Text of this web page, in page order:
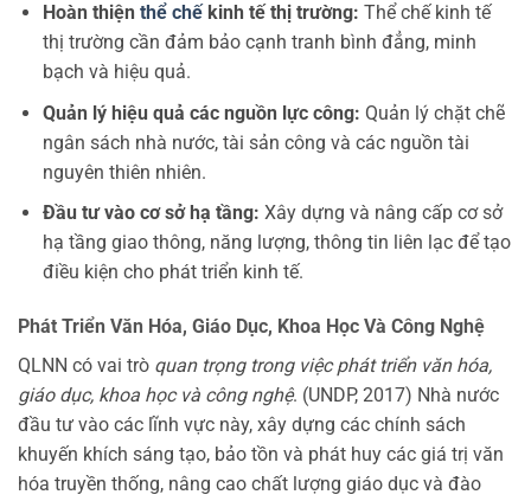
Hoàn thiện thể chếkinh tế thị trường: Thể chế kinh tế
thị trường cần đảm bảo cạnh tranh bình đẳng, minh
bạch và hiệu quả.
Quản lý hiệu quả các nguồn lực công: Quản lý chặt chẽ
ngân sách nhà nước, tài sản công và các nguồn tài
nguyên thiên nhiên.
Đầu tư vào cơ sở hạ tầng: Xây dựng và nâng cấp cơ sở
hạ tầng giao thông, năng lượng, thông tin liên lạc để tạo
điều kiện cho phát triển kinh tế.
Phát Triển Văn Hóa, Giáo Dục, Khoa Học Và Công Nghệ
QLNN có vai trò quan trọng trong việc phát triển văn hóa,
giáo dục, khoa học và công nghệ. (UNDP, 2017) Nhà nước
đầu tư vào các lĩnh vực này, xây dựng các chính sách
khuyến khích sáng tạo, bảo tồn và phát huy các giá trị văn
hóa truyền thống, nâng cao chất lượng giáo dục và đào